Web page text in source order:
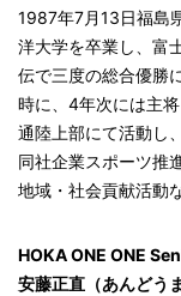
1987年7月13日福島
洋大学を卒業し、富
伝で三度の総合優勝
時に、4年次には主
通陸上部にて活動し
同社企業スポーツ推
地域・社会貢献活動
HOKA ONE ONE
安藤正直（あんどう